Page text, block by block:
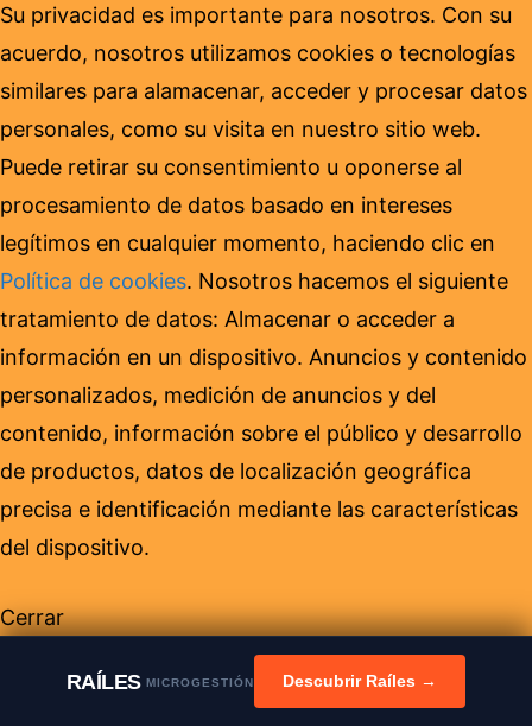
RAÍLESMICROGESTIÓN Descubrir Raíles →
Su privacidad es importante para nosotros. Con su
acuerdo, nosotros utilizamos cookies o tecnologías
similares para alamacenar, acceder y procesar datos
personales, como su visita en nuestro sitio web.
Puede retirar su consentimiento u oponerse al
procesamiento de datos basado en intereses
legítimos en cualquier momento, haciendo clic en
Política de cookies. Nosotros hacemos el siguiente
tratamiento de datos: Almacenar o acceder a
información en un dispositivo. Anuncios y contenido
personalizados, medición de anuncios y del
contenido, información sobre el público y desarrollo
de productos, datos de localización geográfica
precisa e identificación mediante las características
del dispositivo.
Cerrar